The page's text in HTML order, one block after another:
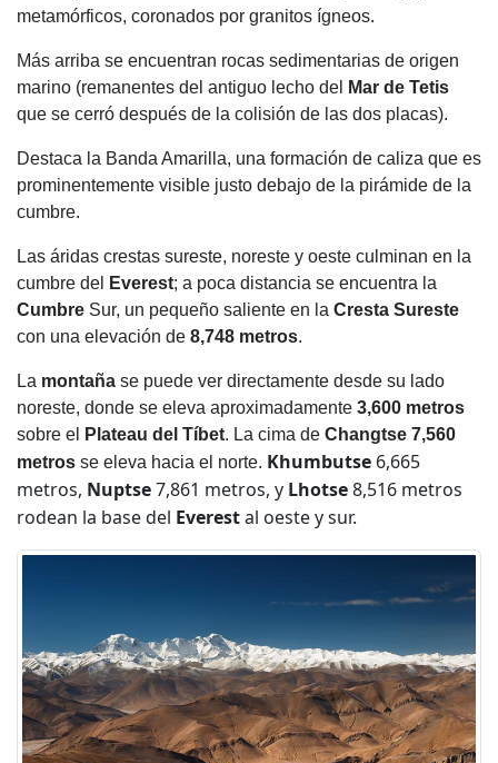
metamórficos, coronados por granitos ígneos.
Más arriba se encuentran rocas sedimentarias de origen
marino (remanentes del antiguo lecho del
Mar de Tetis
que se cerró después de la colisión de las dos placas).
Destaca la Banda Amarilla, una formación de caliza que es
prominentemente visible justo debajo de la pirámide de la
cumbre.
Las áridas crestas sureste, noreste y oeste culminan en la
cumbre del
Everest; a poca distancia se encuentra la
Cumbre Sur, un pequeño saliente en la Cresta Sureste
con una elevación de 8,748 metros.
La montaña se puede ver directamente desde su lado
noreste, donde se eleva aproximadamente 3,600 metros
sobre el
Plateau del Tíbet. La cima de Changtse 7,560
metros se eleva hacia el norte. Khumbutse 6,665
metros, Nuptse7,861 metros, y Lhotse8,516 metros
rodean la base del Everestal oeste y sur.